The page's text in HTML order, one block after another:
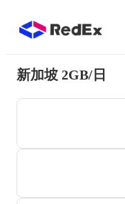
新加坡 2GB/日